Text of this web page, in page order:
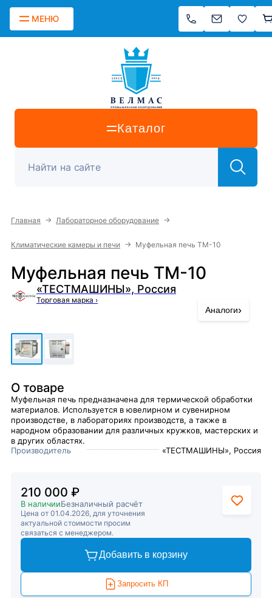
МЕНЮ
Каталог
Главная → Лабораторное оборудование →
Климатические камеры и печи → Муфельная печь ТМ-10
Муфельная печь ТМ-10
«ТЕСТМАШИНЫ», Россия
Торговая марка ›
Аналоги›
О товаре
Муфельная печь предназначена для термической обработки
материалов. Используется в ювелирном и сувенирном
производстве, в лабораториях производств, а также в
народном образовании для различных кружков, мастерских и
в других областях.
Производитель
«ТЕСТМАШИНЫ», Россия
210 000 ₽
В наличииБезналичный расчёт
Цена от 01.04.2026, для уточнения
актуальной стоимости просим
связаться с менеджером.
Добавить в корзину
Запросить КП